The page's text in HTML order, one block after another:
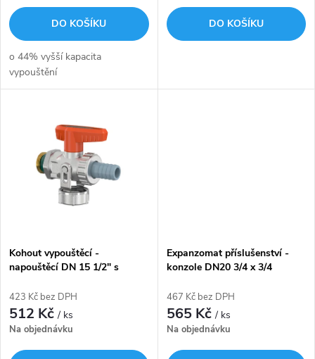
d
u
k
o
d
u
DO KOŠÍKU
o 44% vyšší kapacita
vypouštění
DO KOŠÍKU
Kohout vypouštěcí -
napouštěcí DN 15 1/2" s
KFE PN16
423 Kč bez DPH
512 Kč/ ks
Na objednávku
Expanzomat příslušenství -
konzole DN20 3/4 x 3/4
467 Kč bez DPH
565 Kč/ ks
Na objednávku